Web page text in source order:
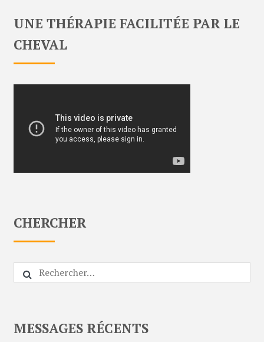
UNE THÉRAPIE FACILITÉE PAR LE
CHEVAL
CHERCHER
Rechercher :
MESSAGES RÉCENTS